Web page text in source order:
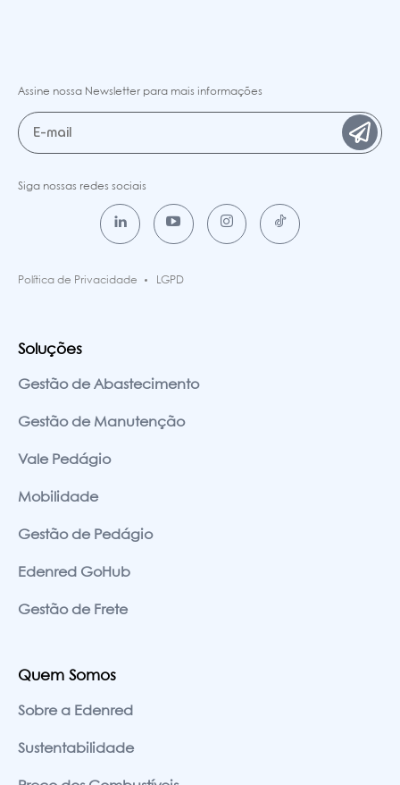
Assine nossa Newsletter para mais informações
Siga nossas redes sociais
Política de Privacidade LGPD
Soluções
Gestão de Abastecimento
Gestão de Manutenção
Vale Pedágio
Mobilidade
Gestão de Pedágio
Edenred GoHub
Gestão de Frete
Quem Somos
Sobre a Edenred
Sustentabilidade